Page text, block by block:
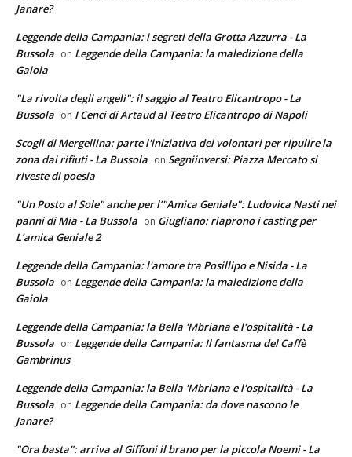
Janare?
Leggende della Campania: i segreti della Grotta Azzurra - La
Bussola on Leggende della Campania: la maledizione della
Gaiola
"La rivolta degli angeli": il saggio al Teatro Elicantropo - La
Bussola on I Cenci di Artaud al Teatro Elicantropo di Napoli
Scogli di Mergellina: parte l'iniziativa dei volontari per ripulire la
zona dai rifiuti - La Bussola on Segniinversi: Piazza Mercato si
riveste di poesia
"Un Posto al Sole" anche per l’"Amica Geniale": Ludovica Nasti nei
panni di Mia - La Bussola on Giugliano: riaprono i casting per
L’amica Geniale 2
Leggende della Campania: l'amore tra Posillipo e Nisida - La
Bussola on Leggende della Campania: la maledizione della
Gaiola
Leggende della Campania: la Bella 'Mbriana e l'ospitalità - La
Bussola on Leggende della Campania: Il fantasma del Caffè
Gambrinus
Leggende della Campania: la Bella 'Mbriana e l'ospitalità - La
Bussola on Leggende della Campania: da dove nascono le
Janare?
"Ora basta": arriva al Giffoni il brano per la piccola Noemi - La